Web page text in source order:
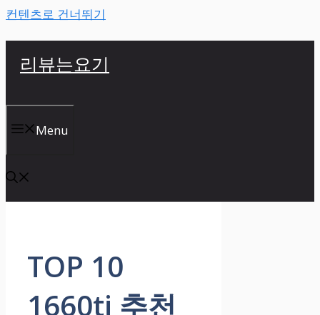
컨텐츠로 건너뛰기
리뷰는요기
Menu
TOP 10
1660ti 추천